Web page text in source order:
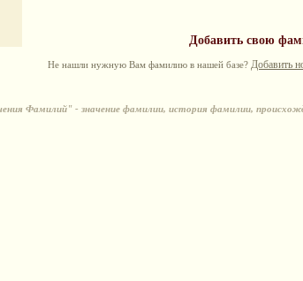
Добавить свою
Не нашли нужную Вам фамилию в нашей базе? Добавить
Фамилий" - значение фамилии, история фамилии,